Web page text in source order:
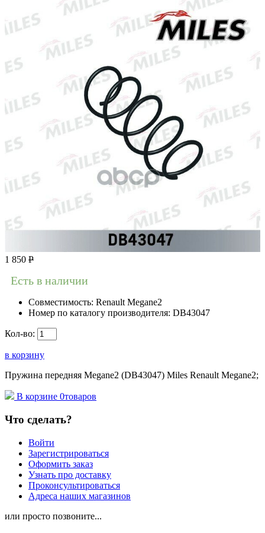
1 850 Р
Есть в наличии
Совместимость: Renault Megane2
Номер по каталогу производителя: DB43047
Кол-во:
в корзину
Пружина передняя Megane2 (DB43047) Miles Renault Megane2;
В корзине 0товаров
Что сделать?
Войти
Зарегистрироваться
Оформить заказ
Узнать про доставку
Проконсультироваться
Адреса наших магазинов
или просто позвоните...